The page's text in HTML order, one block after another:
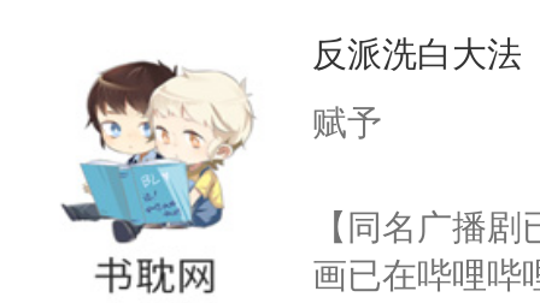
反派洗白大法
赋予
【同名广播
画已在哔哩哔